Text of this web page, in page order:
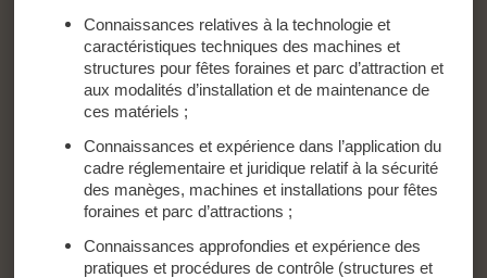
Connaissances relatives à la technologie et
caractéristiques techniques des machines et
structures pour fêtes foraines et parc d’attraction et
aux modalités d’installation et de maintenance de
ces matériels ;
Connaissances et expérience dans l’application du
cadre réglementaire et juridique relatif à la sécurité
des manèges, machines et installations pour fêtes
foraines et parc d’attractions ;
Connaissances approfondies et expérience des
pratiques et procédures de contrôle (structures et